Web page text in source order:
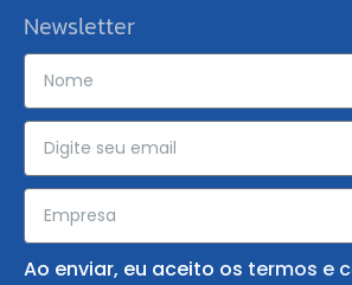
Newsletter
Ao enviar, eu aceito os termos e